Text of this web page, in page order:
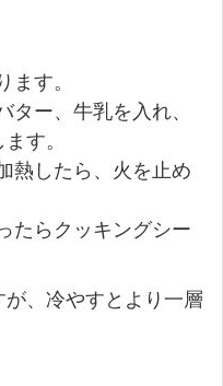
す。
ー、牛乳を入れ、
す。
したら、火を止め
らクッキングシー
、冷やすとより一層